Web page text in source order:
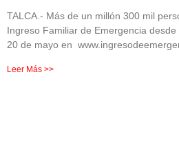
TALCA.- Más de un millón 300 mil
Ingreso Familiar de Emergencia
20 de mayo en
Leer Más >>